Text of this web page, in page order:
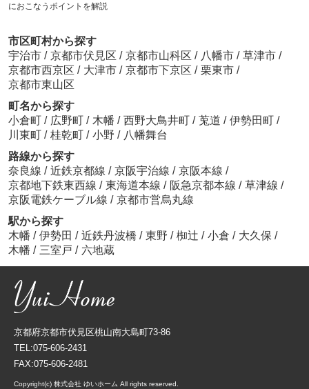
におこなうポイントを解説
市区町村から探す
宇治市 / 京都市伏見区 / 京都市山科区 / 八幡市 / 草津市 /
京都市西京区 / 大津市 / 京都市下京区 / 栗東市 /
京都市東山区
町名から探す
小倉町 / 広野町 / 木幡 / 西野大鳥井町 / 莵道 / 伊勢田町 /
川東町 / 桂乾町 / 小野 / 八幡舞台
路線から探す
奈良線 / 近鉄京都線 / 京阪宇治線 / 京阪本線 /
京都地下鉄東西線 / 東海道本線 / 阪急京都本線 / 草津線 /
京阪電鉄ケーブル線 / 京都市営烏丸線
駅から探す
木幡 / 伊勢田 / 近鉄丹波橋 / 東野 / 椥辻 / 小倉 / 大久保 /
木幡 / 三室戸 / 六地蔵
京都府京都市伏見区桃山南大島町73-86
TEL:075-606-2431
FAX:075-606-2481
Copyright(c) 株式会社 ゆいホーム All rights reserved.